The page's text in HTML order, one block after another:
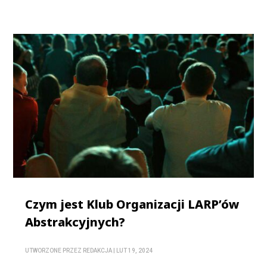
Czym jest Klub Organizacji LARP’ów
Abstrakcyjnych?
UTWORZONE PRZEZ REDAKCJA LUT 19, 2024